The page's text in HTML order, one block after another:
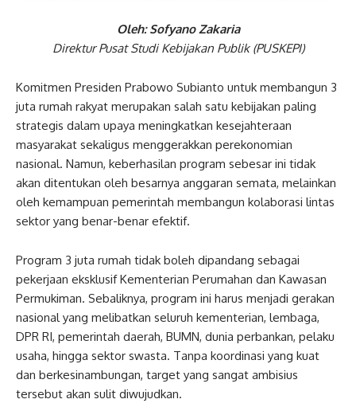
Oleh: Sofyano Zakaria
Direktur Pusat Studi Kebijakan Publik (PUSKEPI)
Komitmen Presiden Prabowo Subianto untuk membangun 3
juta rumah rakyat merupakan salah satu kebijakan paling
strategis dalam upaya meningkatkan kesejahteraan
masyarakat sekaligus menggerakkan perekonomian
nasional. Namun, keberhasilan program sebesar ini tidak
akan ditentukan oleh besarnya anggaran semata, melainkan
oleh kemampuan pemerintah membangun kolaborasi lintas
sektor yang benar-benar efektif.
Program 3 juta rumah tidak boleh dipandang sebagai
pekerjaan eksklusif Kementerian Perumahan dan Kawasan
Permukiman. Sebaliknya, program ini harus menjadi gerakan
nasional yang melibatkan seluruh kementerian, lembaga,
DPR RI, pemerintah daerah, BUMN, dunia perbankan, pelaku
usaha, hingga sektor swasta. Tanpa koordinasi yang kuat
dan berkesinambungan, target yang sangat ambisius
tersebut akan sulit diwujudkan.